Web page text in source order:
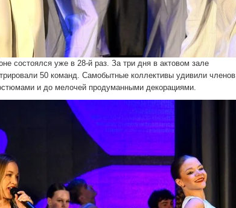
состоялся уже в 28-й раз. За три дня в актовом зале
50 команд. Самобыт­ные коллективы удивили членов
и до мелочей продуманными декорациями.